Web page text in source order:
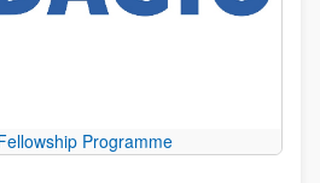
Programme